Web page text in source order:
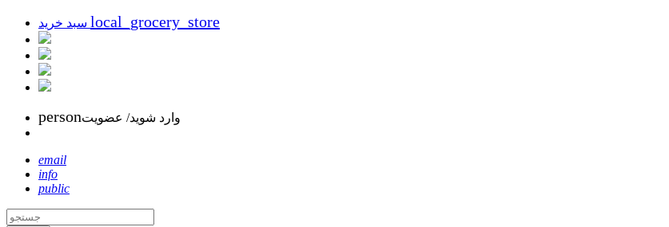
local_grocery_store
personوارد شوید/ عضویت
email
info
public